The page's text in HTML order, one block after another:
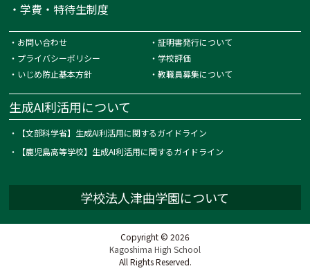
・学費・特待生制度
・ お問い合わせ ・ 証明書発行について
・ プライバシーポリシー ・ 学校評価
・ いじめ防止基本方針 ・ 教職員募集について
生成AI利活用について
・
【文部科学省】生成AI利活用に関するガイドライン
・
【鹿児島高等学校】生成AI利活用に関するガイドライン
学校法人津曲学園について
Copyright © 2026
Kagoshima High School
All Rights Reserved.